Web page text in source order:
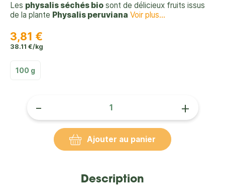
Les physalis séchés bio sont de délicieux fruits issus
de la plante Physalis peruviana Voir plus...
3,81 €
38.11 €/kg
100 g
- +
Ajouter au panier
Description